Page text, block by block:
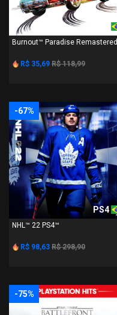
Burnout™ Paradise Remastered
R$ 35,69 R$ 118,99
-67%
PS4
NHL™ 22 PS4™
R$ 98,63 R$ 298,90
-75%